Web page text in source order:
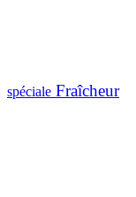
spéciale Fraîcheur